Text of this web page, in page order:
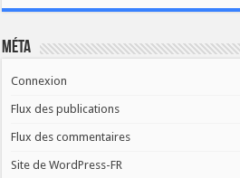
Méta
Connexion
Flux des publications
Flux des commentaires
Site de WordPress-FR